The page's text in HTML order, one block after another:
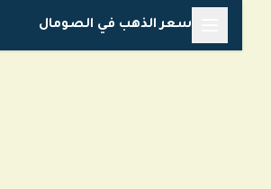
المحتوى
سعر الذهب في الصومال